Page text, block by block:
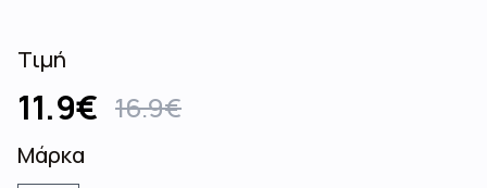
Τιμή
11.9€ 16.9€
Μάρκα